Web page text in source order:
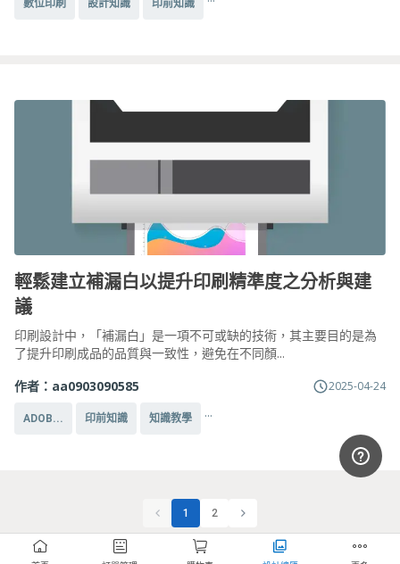
數位印刷 設計知識 印前知識
輕鬆建立補漏白以提升印刷精準度之分析與建
議
印刷設計中，「補漏白」是一項不可或缺的技術，其主要目的是為
了提升印刷成品的品質與一致性，避免在不同顏...
作者： aa0903090585 2025-04-24
ADOB... 印前知識 知識教學 ...
1 2